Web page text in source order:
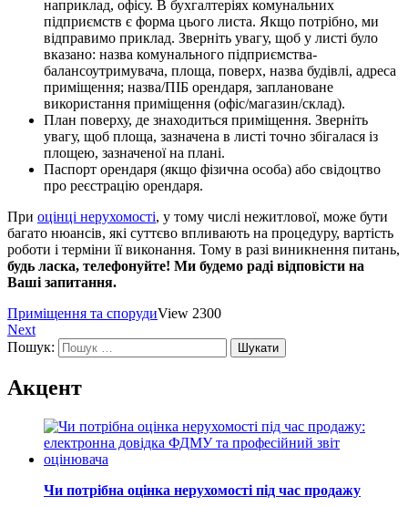
наприклад, офісу. В бухгалтеріях комунальних
підприємств є форма цього листа. Якщо потрібно, ми
відправимо приклад. Зверніть увагу, щоб у листі було
вказано: назва комунального підприємства-
балансоутримувача, площа, поверх, назва будівлі, адреса
приміщення; назва/ПІБ орендаря, заплановане
використання приміщення (офіс/магазин/склад).
План поверху, де знаходиться приміщення. Зверніть
увагу, щоб площа, зазначена в листі точно збігалася із
площею, зазначеної на плані.
Паспорт орендаря (якщо фізична особа) або свідоцтво
про реєстрацію орендаря.
При оцінці нерухомості, у тому числі нежитлової, може бути
багато нюансів, які суттєво впливають на процедуру, вартість
роботи і терміни її виконання. Тому в разі виникнення питань,
будь ласка, телефонуйте! Ми будемо раді відповісти на
Ваші запитання.
Приміщення та спорудиView 2300
Next
Пошук:
Акцент
Чи потрібна оцінка нерухомості під час продажу